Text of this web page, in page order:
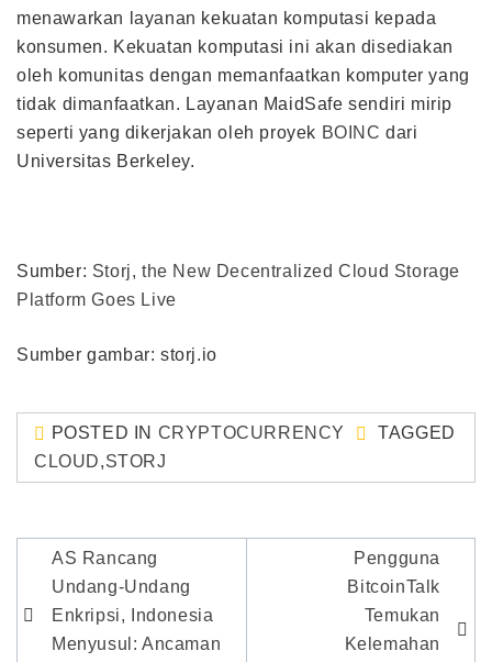
menawarkan layanan kekuatan komputasi kepada
konsumen. Kekuatan komputasi ini akan disediakan
oleh komunitas dengan memanfaatkan komputer yang
tidak dimanfaatkan. Layanan MaidSafe sendiri mirip
seperti yang dikerjakan oleh proyek BOINC dari
Universitas Berkeley.
Sumber: Storj, the New Decentralized Cloud Storage
Platform Goes Live
Sumber gambar: storj.io
POSTED IN CRYPTOCURRENCY
TAGGED
CLOUD,STORJ
Post
navigation
AS Rancang
Undang-Undang
Enkripsi, Indonesia
Menyusul: Ancaman
Pengguna
BitcoinTalk
Temukan
Kelemahan